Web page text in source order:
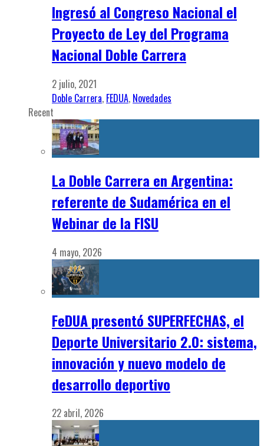
Ingresó al Congreso Nacional el
Proyecto de Ley del Programa
Nacional Doble Carrera
2 julio, 2021
Doble Carrera, FEDUA, Novedades
Recent
La Doble Carrera en Argentina:
referente de Sudamérica en el
Webinar de la FISU
4 mayo, 2026
FeDUA presentó SUPERFECHAS, el
Deporte Universitario 2.0: sistema,
innovación y nuevo modelo de
desarrollo deportivo
22 abril, 2026